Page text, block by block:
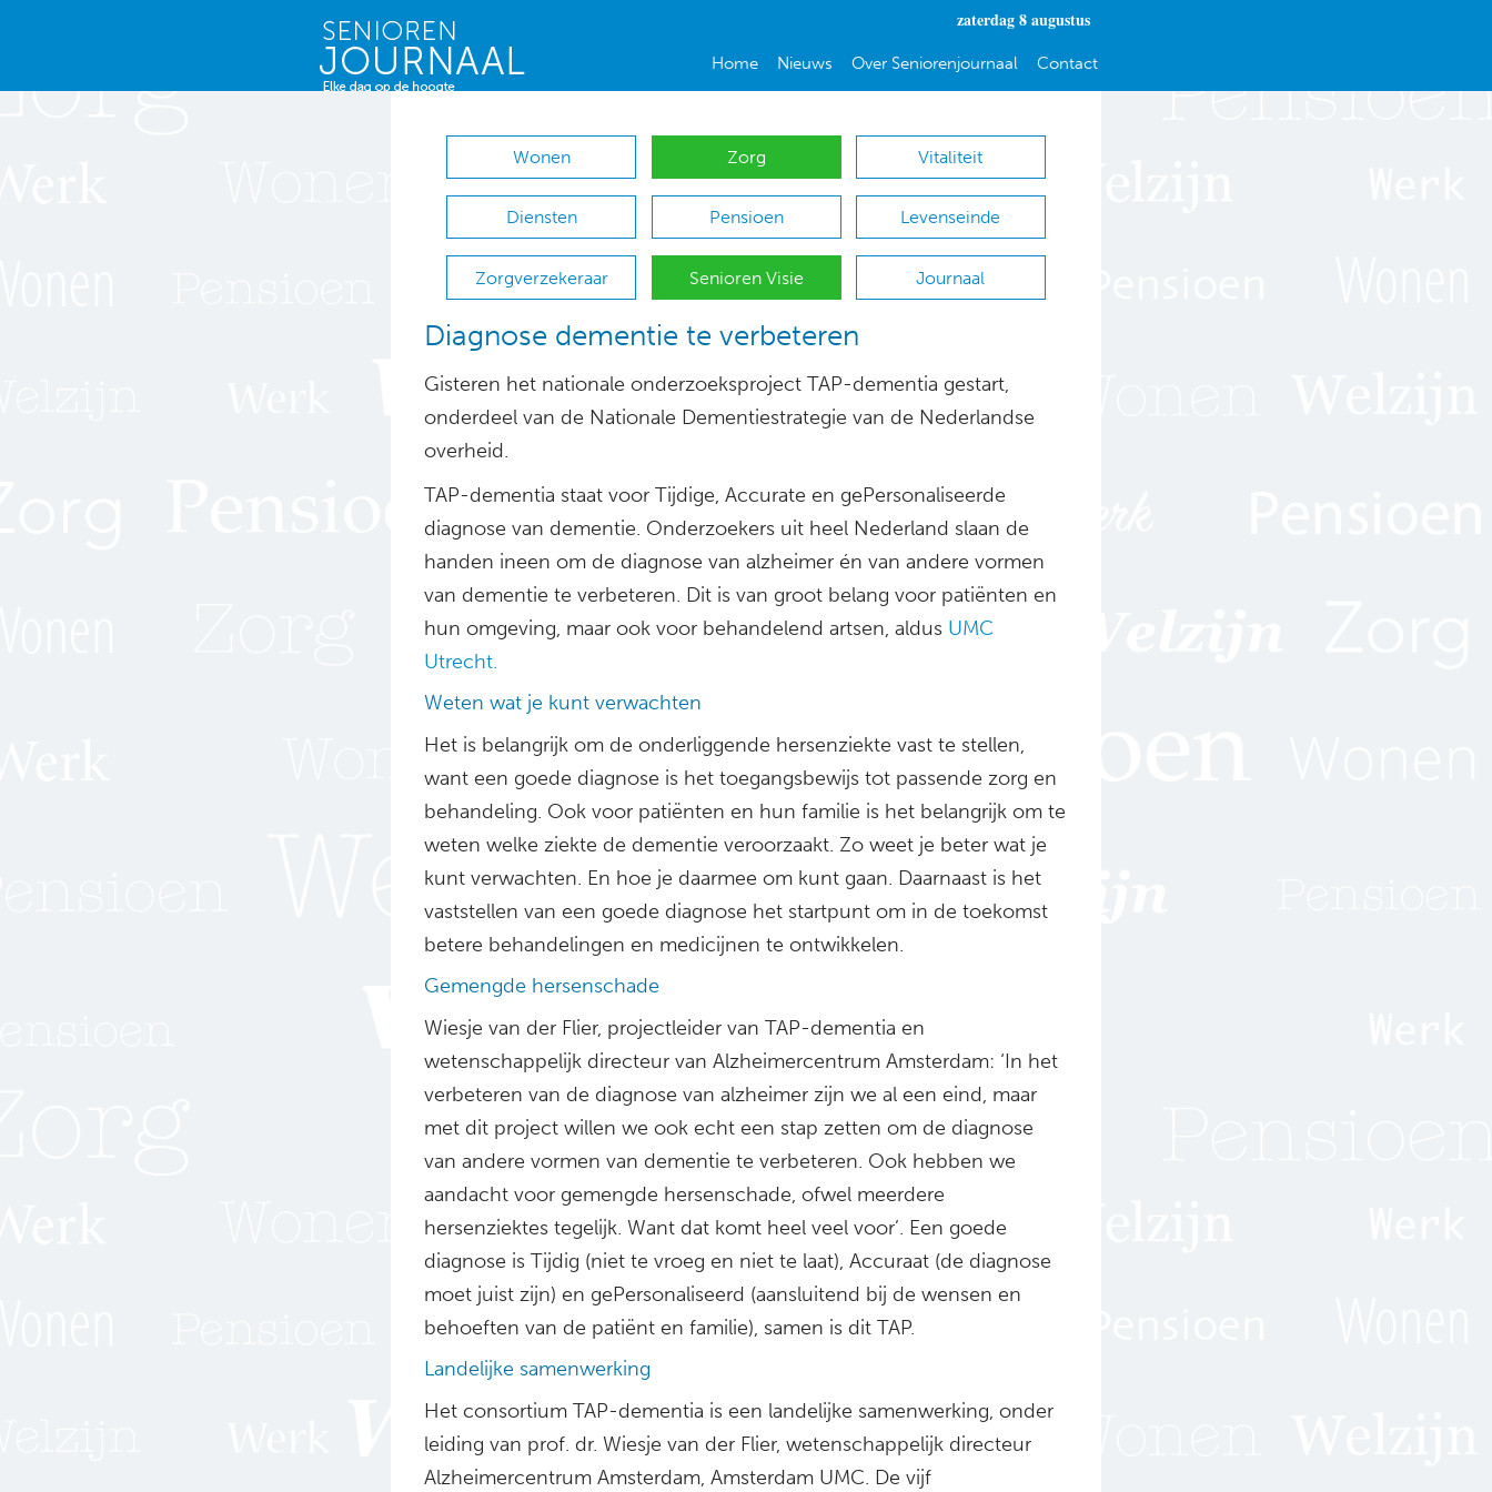
zaterdag 8 augustus
Home Nieuws Over Seniorenjournaal Contact
Wonen Zorg Vitaliteit
Diensten Pensioen Levenseinde
Zorgverzekeraar Senioren Visie Journaal
Diagnose dementie te verbeteren
Gisteren het nationale onderzoeksproject TAP-dementia gestart,
onderdeel van de Nationale Dementiestrategie van de Nederlandse
overheid.
TAP-dementia staat voor Tijdige, Accurate en gePersonaliseerde
diagnose van dementie. Onderzoekers uit heel Nederland slaan de
handen ineen om de diagnose van alzheimer én van andere vormen
van dementie te verbeteren. Dit is van groot belang voor patiënten en
hun omgeving, maar ook voor behandelend artsen, aldus UMC
Utrecht.
Weten wat je kunt verwachten
Het is belangrijk om de onderliggende hersenziekte vast te stellen,
want een goede diagnose is het toegangsbewijs tot passende zorg en
behandeling. Ook voor patiënten en hun familie is het belangrijk om te
weten welke ziekte de dementie veroorzaakt. Zo weet je beter wat je
kunt verwachten. En hoe je daarmee om kunt gaan. Daarnaast is het
vaststellen van een goede diagnose het startpunt om in de toekomst
betere behandelingen en medicijnen te ontwikkelen.
Gemengde hersenschade
Wiesje van der Flier, projectleider van TAP-dementia en
wetenschappelijk directeur van Alzheimercentrum Amsterdam: ‘In het
verbeteren van de diagnose van alzheimer zijn we al een eind, maar
met dit project willen we ook echt een stap zetten om de diagnose
van andere vormen van dementie te verbeteren. Ook hebben we
aandacht voor gemengde hersenschade, ofwel meerdere
hersenziektes tegelijk. Want dat komt heel veel voor’. Een goede
diagnose is Tijdig (niet te vroeg en niet te laat), Accuraat (de diagnose
moet juist zijn) en gePersonaliseerd (aansluitend bij de wensen en
behoeften van de patiënt en familie), samen is dit TAP.
Landelijke samenwerking
Het consortium TAP-dementia is een landelijke samenwerking, onder
leiding van prof. dr. Wiesje van der Flier, wetenschappelijk directeur
Alzheimercentrum Amsterdam, Amsterdam UMC. De vijf